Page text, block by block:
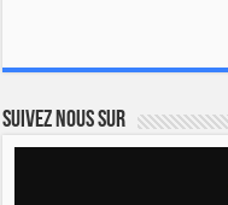
Suivez nous sur